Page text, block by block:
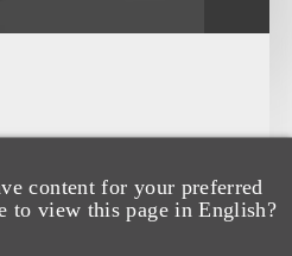
content for your preferred
to view this page in English?